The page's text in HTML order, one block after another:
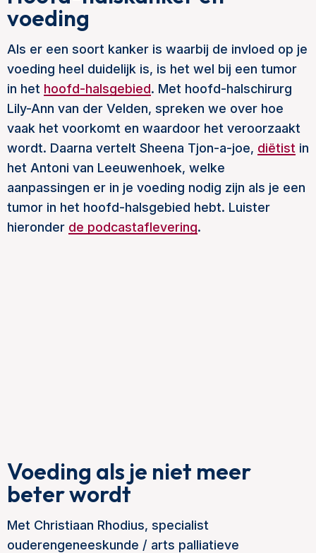
voeding
Als er een soort kanker is waarbij de invloed op je
voeding heel duidelijk is, is het wel bij een tumor
in het hoofd-halsgebied. Met hoofd-halschirurg
Lily-Ann van der Velden, spreken we over hoe
vaak het voorkomt en waardoor het veroorzaakt
wordt. Daarna vertelt Sheena Tjon-a-joe, diëtist in
het Antoni van Leeuwenhoek, welke
aanpassingen er in je voeding nodig zijn als je een
tumor in het hoofd-halsgebied hebt. Luister
hieronder de podcastaflevering.
Voeding als je niet meer
beter wordt
Met Christiaan Rhodius, specialist
ouderengeneeskunde / arts palliatieve